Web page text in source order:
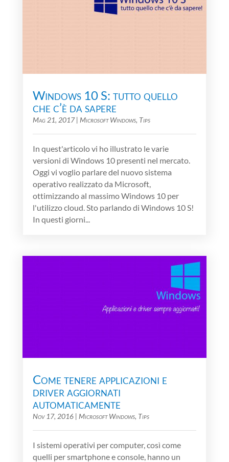
Windows 10 S: tutto quello
che c’è da sapere
Mag 21, 2017| Microsoft Windows, Tips
In quest'articolo vi ho illustrato le varie
versioni di Windows 10 presenti nel mercato.
Oggi vi voglio parlare del nuovo sistema
operativo realizzato da Microsoft,
ottimizzando al massimo Windows 10 per
l'utilizzo cloud. Sto parlando di Windows 10 S!
In questi giorni...
Come tenere applicazioni e
driver aggiornati
automaticamente
Nov 17, 2016| Microsoft Windows, Tips
I sistemi operativi per computer, così come
quelli per smartphone e console, hanno un